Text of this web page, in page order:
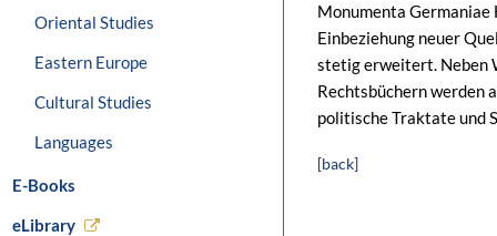
Oriental Studies
Eastern Europe
Cultural Studies
Languages
E-Books
eLibrary
Monumenta Germaniae
Einbeziehung neuer
stetig erweitert. Neben
Rechtsbüchern werden
politische Traktate und
[back]